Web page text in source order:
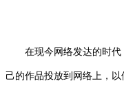
在现今网络发达的时代
己的作品投放到网络上，